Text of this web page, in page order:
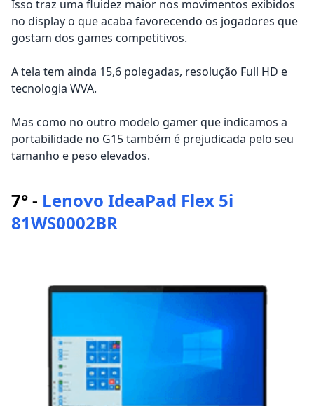
Isso traz uma fluidez maior nos movimentos exibidos
no display o que acaba favorecendo os jogadores que
gostam dos games competitivos.
A tela tem ainda 15,6 polegadas, resolução Full HD e
tecnologia WVA.
Mas como no outro modelo gamer que indicamos a
portabilidade no G15 também é prejudicada pelo seu
tamanho e peso elevados.
7° - Lenovo IdeaPad Flex 5i
81WS0002BR